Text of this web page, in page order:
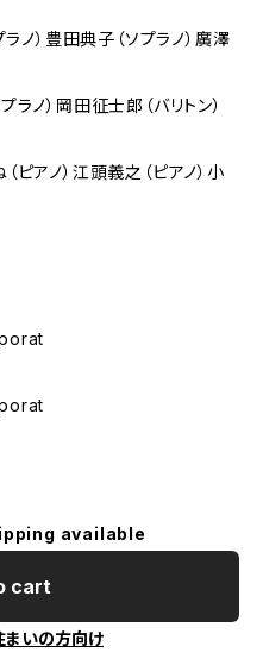
ノ）豊田典子（ソプラノ）廣澤
ノ）岡田征士郎（バリトン）
ピアノ）江頭義之（ピアノ）小
available
cart
まいの方向け